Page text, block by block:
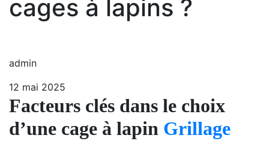
cages à lapins ?
admin
12 mai 2025
Facteurs clés dans le choix
d’une cage à lapin Grillage